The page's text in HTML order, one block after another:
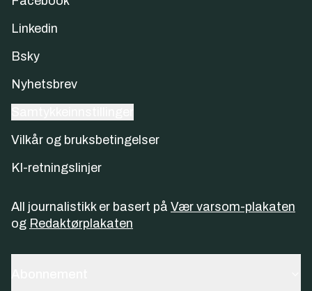
Linkedin
Bsky
Nyhetsbrev
Vilkår og bruksbetingelser
KI-retningslinjer
All journalistikk er basert på Vær varsom-plakaten
og Redaktørplakaten